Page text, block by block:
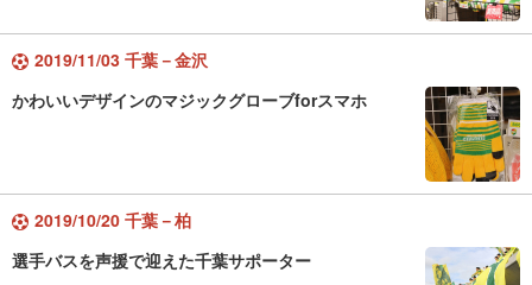
2019/11/03 千葉－金沢
かわいいデザインのマジックグローブforスマホ
2019/10/20 千葉－柏
選手バスを声援で迎えた千葉サポーター